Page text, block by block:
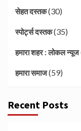
सेहत दस्तक(30)
स्पोर्ट्स दस्तक(35)
हमारा शहर : लोकल न्यूज
हमारा समाज(59)
Recent Posts